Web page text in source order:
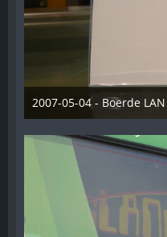
28. Dezember 2012